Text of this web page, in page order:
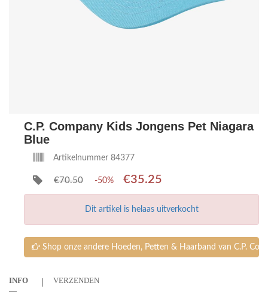
C.P. Company Kids Jongens Pet Niagara
Blue
Artikelnummer 84377
€70.50 -50% €35.25
Dit artikel is helaas uitverkocht
Shop onze andere Hoeden, Petten & Haarband van C.P.
INFO VERZENDEN